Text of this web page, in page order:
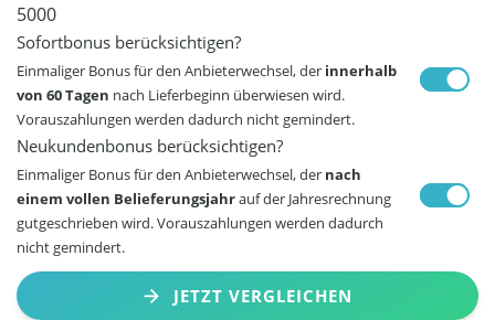
Sofortbonus berücksichtigen?
Einmaliger Bonus für den Anbieterwechsel, der innerhalb
von 60 Tagen nach Lieferbeginn überwiesen wird.
Vorauszahlungen werden dadurch nicht gemindert.
Neukundenbonus berücksichtigen?
Einmaliger Bonus für den Anbieterwechsel, der nach
einem vollen Belieferungsjahrauf der Jahresrechnung
gutgeschrieben wird. Vorauszahlungen werden dadurch
nicht gemindert.
JETZT VERGLEICHEN